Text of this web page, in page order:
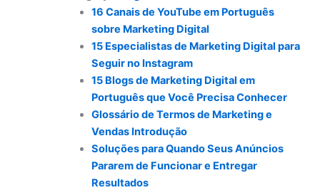
16 Canais de YouTube em Português
sobre Marketing Digital
15 Especialistas de Marketing Digital para
Seguir no Instagram
15 Blogs de Marketing Digital em
Português que Você Precisa Conhecer
Glossário de Termos de Marketing e
Vendas Introdução
Soluções para Quando Seus Anúncios
Pararem de Funcionar e Entregar
Resultados